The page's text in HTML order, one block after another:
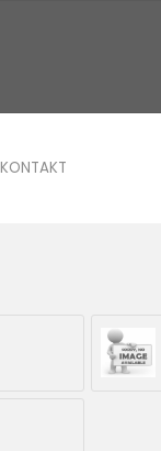
KONTAKT